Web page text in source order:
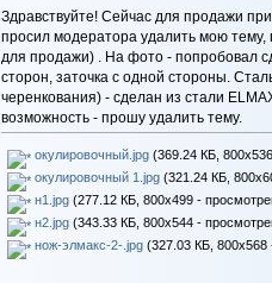
Здравствуйте! Сейчас для продажи
просил модератора удалить мою
для продажи) . На фото - попробовал
сторон, заточка с одной стороны.
черенкования) - сделан из стали
возможность - прошу удалить тему.
окулировочный.jpg(369.24 КБ,
окулировочный 1.jpg(321.24 КБ,
н1.jpg(277.12 КБ, 800x499 -
н2.jpg(343.33 КБ, 800x544 -
нож-элмакс-2-.jpg(327.03 КБ, 800x568